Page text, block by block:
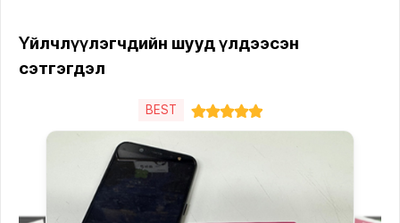
Үйлчлүүлэгчдийн шууд үлдээсэн
сэтгэгдэл
BEST